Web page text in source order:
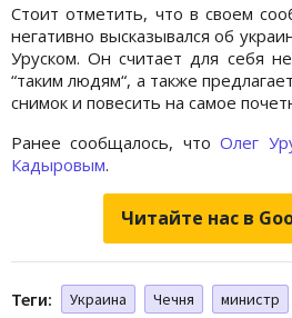
Стоит отметить, что в своем
негативно высказывался об
Уруском. Он считает для себя
“таким людям“, а также
снимок и повесить на самое
Ранее сообщалось, чтоОлег
Кадыровым.
Читайте нас в
Теги: Украина Чечня министр